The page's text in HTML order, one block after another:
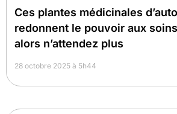
Ces plantes médicinales
redonnent le pouvoir aux
alors n’attendez plus
28 octobre 2025 à 5h44